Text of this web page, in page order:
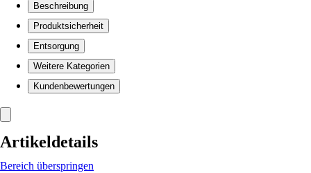
Beschreibung
Produktsicherheit
Entsorgung
Weitere Kategorien
Kundenbewertungen
Artikeldetails
Bereich überspringen